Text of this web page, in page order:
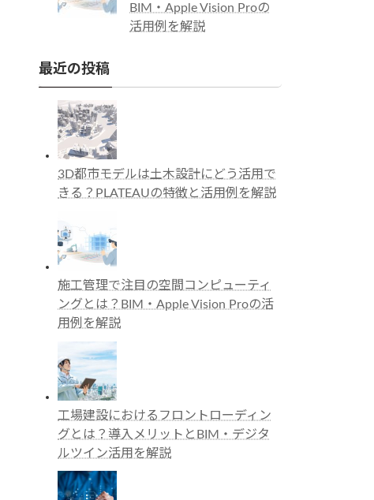
BIM・Apple Vision Proの
活用例を解説
最近の投稿
3D都市モデルは土木設計にどう活用で
きる？PLATEAUの特徴と活用例を解説
施工管理で注目の空間コンピューティ
ングとは？BIM・Apple Vision Proの活
用例を解説
工場建設におけるフロントローディン
グとは？導入メリットとBIM・デジタ
ルツイン活用を解説